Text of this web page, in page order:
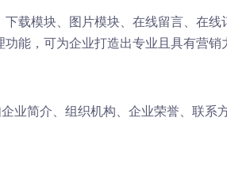
载模块、图片模块、在线留言、在线
能，可为企业打造出专业且具有营销
业简介、组织机构、企业荣誉、联系